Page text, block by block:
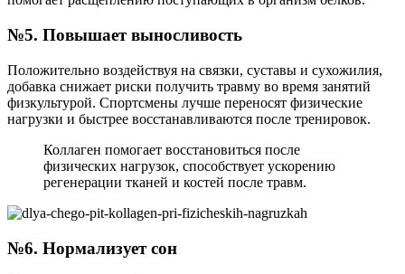
№5. Повышает выносливость
Положительно воздействуя на связки, суставы и сухожилия,
добавка снижает риски получить травму во время занятий
физкультурой. Спортсмены лучше переносят физические
нагрузки и быстрее восстанавливаются после тренировок.
Коллаген помогает восстановиться после
физических нагрузок, способствует ускорению
регенерации тканей и костей после травм.
№6. Нормализует сон